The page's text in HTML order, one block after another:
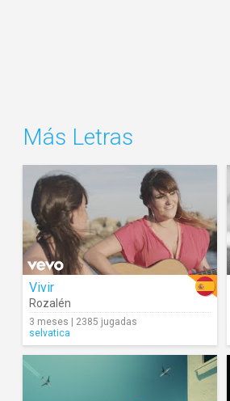
Más Letras
Vivir
Rozalén
3 meses | 2385 jugadas
selvatica